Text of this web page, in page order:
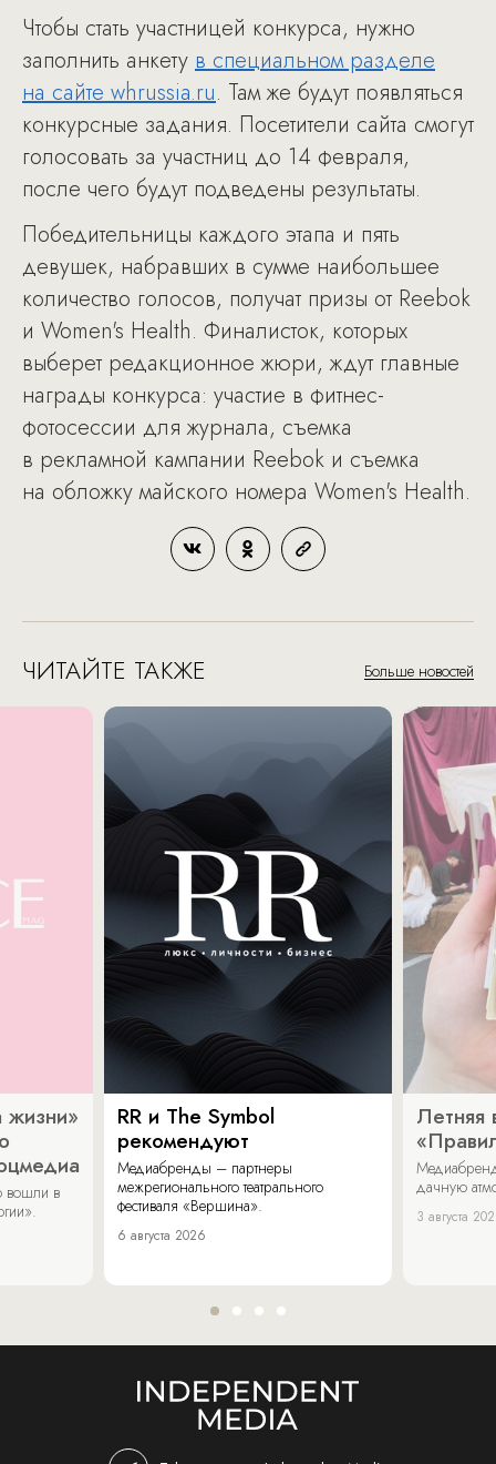
Чтобы стать участницей конкурса, нужно
заполнить анкету в специальном разделе
на сайте whrussia.ru. Там же будут появляться
конкурсные задания. Посетители сайта смогут
голосовать за участниц до 14 февраля,
после чего будут подведены результаты.
Победительницы каждого этапа и пять
девушек, набравших в сумме наибольшее
количество голосов, получат призы от Reebok
и Women's Health. Финалисток, которых
выберет редакционное жюри, ждут главные
награды конкурса: участие в фитнес-
фотосессии для журнала, съемка
в рекламной кампании Reebok и съемка
на обложку майского номера Women's Health.
ЧИТАЙТЕ ТАКЖЕ Больше новостей
жизни»
вошли в
RR и The Symbol
рекомендуют
Медиабренды – партнеры
межрегионального театрального
фестиваля «Вершина».
6 августа 2026
Летняя
дачную
3 августа